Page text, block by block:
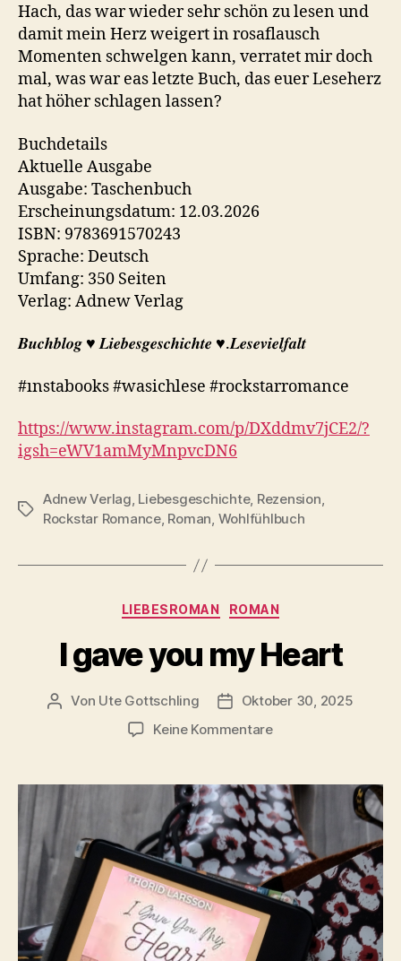
Hach, das war wieder sehr schön zu lesen und
damit mein Herz weigert in rosaflausch
Momenten schwelgen kann, verratet mir doch
mal, was war eas letzte Buch, das euer Leseherz
hat höher schlagen lassen?
Buchdetails
Aktuelle Ausgabe
Ausgabe: Taschenbuch
Erscheinungsdatum: 12.03.2026
ISBN: 9783691570243
Sprache: Deutsch
Umfang: 350 Seiten
Verlag: Adnew Verlag
𝑩𝒖𝒄𝒉𝒃𝒍𝒐𝒈 ♥︎ 𝑳𝒊𝒆𝒃𝒆𝒔𝒈𝒆𝒔𝒄𝒉𝒊𝒄𝒉𝒕𝒆 ♥︎.𝑳𝒆𝒔𝒆𝒗𝒊𝒆𝒍𝒇𝒂𝒍𝒕
#ınstabooks #wasichlese #rockstarromance
https://www.instagram.com/p/DXddmv7jCE2/?
igsh=eWV1amMyMnpvcDN6
Schlagwörter
Adnew Verlag, Liebesgeschichte, Rezension,
Rockstar Romance, Roman, Wohlfühlbuch
Kategorien
LIEBESROMAN ROMAN
I gave you my Heart
Beitragsautor
Von Ute Gottschling Veröffentlichungsdatum
Oktober 30, 2025
Keine Kommentarezu
you
my
Heart